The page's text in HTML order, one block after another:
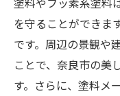
見積もり
業者選定
オンライ
訪問時に
を守ることができま
です。周辺の景観や
ことで、奈良市の美
す。さらに、塗料メ